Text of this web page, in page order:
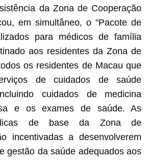
da Zona de Cooperação
em simultâneo, o "Pacote de
para médicos de família
aos residentes da Zona de
os residentes de Macau que
de cuidados de saúde
cuidados de medicina
e os exames de saúde. As
de base da Zona de
incentivadas a desenvolverem
gestão da saúde adequados aos